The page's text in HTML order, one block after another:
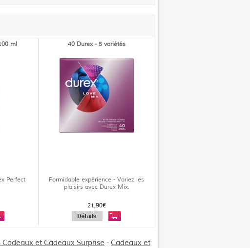
ml
Perfect
40 Durex - 5 variétés
Formidable expérience - Variez les
plaisirs avec Durex Mix.
21,90€
Cadeaux et Cadeaux Surprise - Cadeaux et